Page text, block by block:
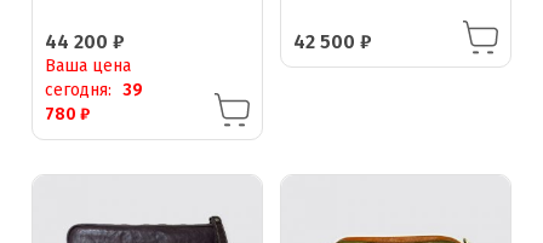
44 200₽
Ваша цена
сегодня:
39
780₽
42 500 ₽